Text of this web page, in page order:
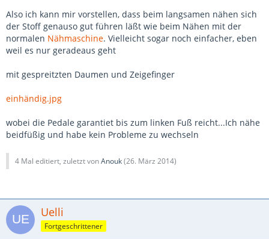
Also ich kann mir vorstellen, dass beim langsamen nähen sich
der Stoff genauso gut führen läßt wie beim Nähen mit der
normalen Nähmaschine. Vielleicht sogar noch einfacher, eben
weil es nur geradeaus geht
mit gespreitzten Daumen und Zeigefinger
einhändig.jpg
wobei die Pedale garantiet bis zum linken Fuß reicht...Ich nähe
beidfüßig und habe kein Probleme zu wechseln
4 Mal editiert, zuletzt vonAnouk(26. März 2014)
Uelli
Fortgeschrittener